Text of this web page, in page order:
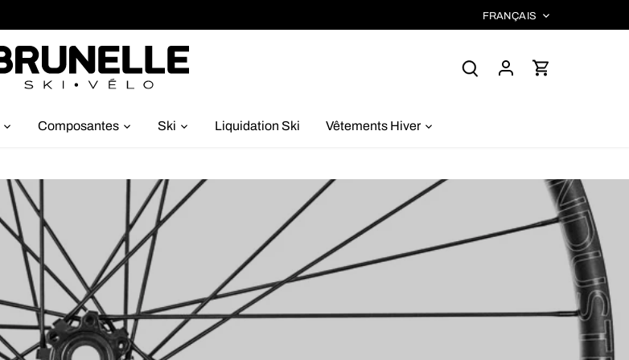
LANGUE
FRANÇAIS
Composantes Ski Liquidation Ski Vêtements Hiver